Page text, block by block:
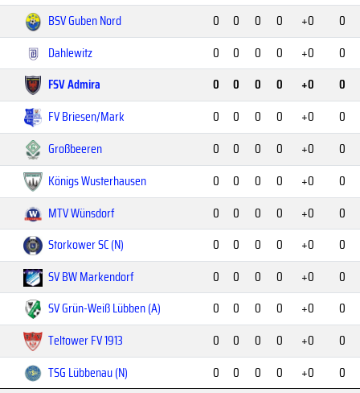
BSV Guben Nord
0 0 0 0 +0
0
Dahlewitz
0 0 0 0 +0
0
FSV Admira
0 0 0 0 +0
0
FV Briesen/Mark
0 0 0 0 +0
0
Großbeeren
0 0 0 0 +0
0
Königs Wusterhausen
0 0 0 0 +0
0
MTV Wünsdorf
0 0 0 0 +0
0
Storkower SC (N)
0 0 0 0 +0
0
SV BW Markendorf
0 0 0 0 +0
0
SV Grün-Weiß Lübben (A)
0 0 0 0 +0
0
Teltower FV 1913
0 0 0 0 +0
0
TSG Lübbenau (N)
0 0 0 0 +0
0